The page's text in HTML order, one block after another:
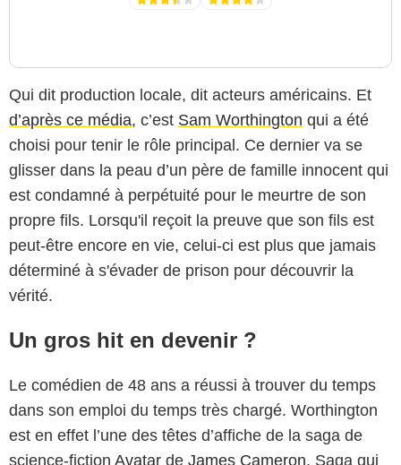
Qui dit production locale, dit acteurs américains. Et
d’après ce média, c’est Sam Worthington qui a été
choisi pour tenir le rôle principal. Ce dernier va se
glisser dans la peau d’un père de famille innocent qui
est condamné à perpétuité pour le meurtre de son
propre fils. Lorsqu'il reçoit la preuve que son fils est
peut-être encore en vie, celui-ci est plus que jamais
déterminé à s'évader de prison pour découvrir la
vérité.
Un gros hit en devenir ?
Le comédien de 48 ans a réussi à trouver du temps
dans son emploi du temps très chargé. Worthington
est en effet l’une des têtes d’affiche de la saga de
science-fiction Avatar de James Cameron. Saga qui